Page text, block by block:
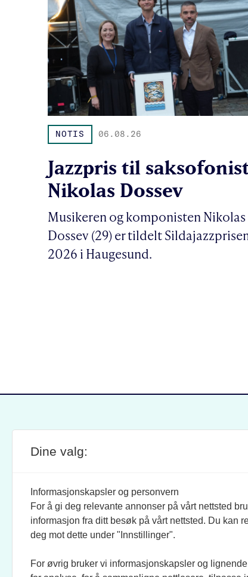
NOTIS 06.08.26
Jazzpris til
Nikolas Dossev
Musikeren og komponisten Nikolas
Dossev (29) er tildelt
2026 i Haugesund.
SITE FOOTERANSVARLIG REDAKTØR:
JOURNALISTER:
EVEN FINSRUD
BIDRAGSYTERE:
Dine valg:
Informasjonskapsler og personvern
For å gi deg relevante annonser på vårt nettsted
informasjon fra ditt besøk på vårt nettsted. Du kan
deg mot dette under "Innstillinger".
For øvrig bruker vi informasjonskapsler og